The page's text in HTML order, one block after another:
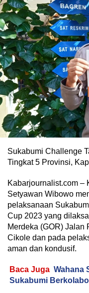
Sukabumi Challenge
Tingkat 5 Provinsi,
Kabarjournalist.com –
Setyawan Wibowo
pelaksanaan
Cup 2023 yang
Merdeka (GOR) Jalan
Cikole dan pada
aman dan kondusif.
Baca Juga Wahana
Sukabumi